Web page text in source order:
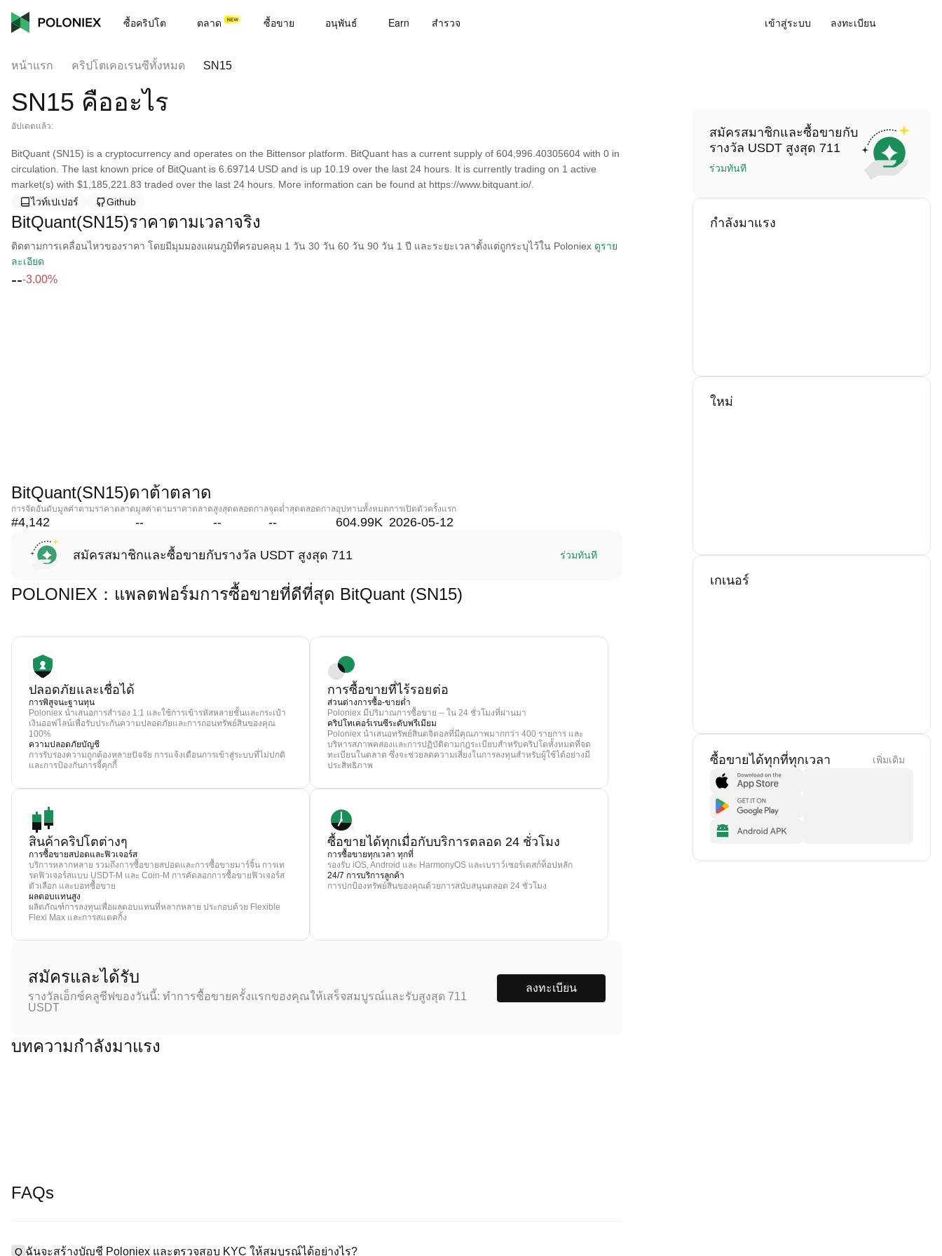
ซื้อคริปโต ตลาด ซื้อขาย อนุพันธ์ Earn สํารวจ เข้าสู่ระบบ ลงทะเบียน
หน้าแรก คริปโตเคอเรนซีทั้งหมด SN15
SN15 คืออะไร
อัปเดตแล้ว:
BitQuant (SN15) is a cryptocurrency and operates on the Bittensor platform. BitQuant has a current supply of 604,996.40305604 with 0 in
circulation. The last known price of BitQuant is 6.69714 USD and is up 10.19 over the last 24 hours. It is currently trading on 1 active
market(s) with $1,185,221.83 traded over the last 24 hours. More information can be found at https://www.bitquant.io/.
ไวท์เปเปอร์
Github
BitQuant(SN15)ราคาตามเวลาจริง
ติดตามการเคลื่อนไหวของราคา โดยมีมุมมองแผนภูมิที่ครอบคลุม 1 วัน 30 วัน 60 วัน 90 วัน 1 ปี และระยะเวลาตั้งแต่ถูกระบุไว้ใน Poloniex ดูราย
ละเอียด
---3.00%
BitQuant(SN15)ดาต้าตลาด
การจัดอันดับมูลค่าตามราคาตลาด
#4,142
มูลค่าตามราคาตลาด
--
สูงสุดตลอดกาล
--
จุดต่ำสุดตลอดกาล
--
อุปทานทั้งหมด
604.99K
การเปิดตัวครั้งแรก
2026-05-12
สมัครสมาชิกและซื้อขายกับรางวัล USDT สูงสุด 711 ร่วมทันที
POLONIEX：แพลตฟอร์มการซื้อขายที่ดีที่สุด BitQuant (SN15)
ปลอดภัยและเชื่อได้
การพิสูจนะฐานทุน
Poloniex นำเสนอการสำรอง 1:1 และใช้การเข้ารหัสหลายชั้นและกระเป๋า
เงินออฟไลน์เพื่อรับประกันความปลอดภัยและการถอนทรัพย์สินของคุณ
100%
ความปลอดภัยบัญชี
การรับรองความถูกต้องหลายปัจจัย การแจ้งเตือนการเข้าสู่ระบบที่ไม่ปกติ
และการป้องกันการจี้คุกกี้
การซื้อขายที่ไร้รอยต่อ
ส่วนต่างการซื้อ-ขายต่ำ
Poloniex มีปริมาณการซื้อขาย -- ใน 24 ชั่วโมงที่ผ่านมา
คริปโทเคอร์เรนซีระดับพรีเมียม
Poloniex นำเสนอทรัพย์สินดจิตอลที่มีคุณภาพมากกว่า 400 รายการ และ
บริหารสภาพคล่องและการปฏิบัติตามกฎระเบียบสำหรับคริปโตทั้งหมดที่จด
ทะเบียนในตลาด ซึ่งจะช่วยลดความเสี่ยงในการลงทุนสำหรับผู้ใช้ได้อย่างมี
ประสิทธิภาพ
สินค้าคริปโตต่างๆ
การซื้อขายสปอตและฟิวเจอร์ส
บริการหลากหลาย รวมถึงการซื้อขายสปอตและการซื้อขายมาร์จิ้น การเท
รดฟิวเจอร์สแบบ USDT-M และ Coin-M การคัดลอกการซื้อขายฟิวเจอร์ส
ตัวเลือก และบอทซื้อขาย
ผลตอบแทนสูง
ผลิตภัณฑ์การลงทุนเพื่อผลตอบแทนที่หลากหลาย ประกอบด้วย Flexible
Flexi Max และการสแตคกิ้ง
ซื้อขายได้ทุกเมื่อกับบริการตลอด 24 ชั่วโมง
การซื้อขายทุกเวลา ทุกที่
รองรับ iOS, Android และ HarmonyOS และเบราว์เซอร์เดสก์ท็อปหลัก
24/7 การบริการลูกค้า
การปกป้องทรัพย์สินของคุณด้วยการสนับสนุนตลอด 24 ชั่วโมง
สมัครและได้รับ
รางวัลเอ็กซ์คลูซีฟของวันนี้: ทำการซื้อขายครั้งแรกของคุณให้เสร็จสมบูรณ์และรับสูงสุด 711
USDT
ลงทะเบียน
บทความกำลังมาแรง
FAQs
Q ฉันจะสร้างบัญชี Poloniex และตรวจสอบ KYC ให้สมบูรณ์ได้อย่างไร?
สมัครสมาชิกและซื้อขายกับ
รางวัล USDT สูงสุด 711
ร่วมทันที
กำลังมาแรง
ใหม่
เกเนอร์
ซื้อขายได้ทุกที่ทุกเวลา เพิ่มเดิม